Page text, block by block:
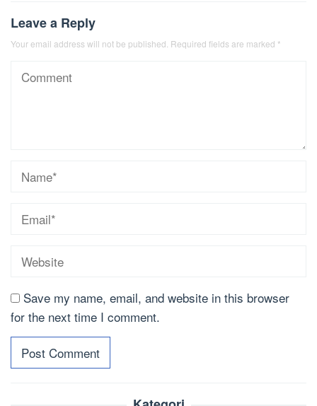
Leave a Reply
Your email address will not be published. Required fields are marked *
Save my name, email, and website in this browser
for the next time I comment.